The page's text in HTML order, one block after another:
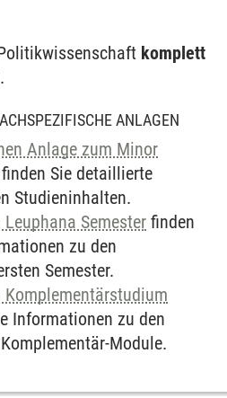
komplett
.
ANLAGEN
Anlage zum Minor
finden Sie detaillierte
Studieninhalten.
Semester finden
zu den
Semester.
Informationen zu den
Module.